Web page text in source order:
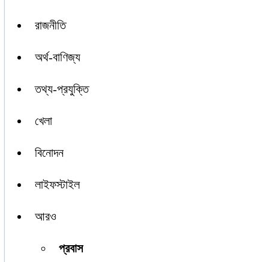
রাজনীতি
অর্থ-বাণিজ্য
তথ্য-প্রযুক্তি
খেলা
বিনোদন
লাইফস্টাইল
আরও
প্রবাস